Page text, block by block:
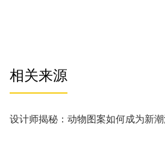
相关来源
设计师揭秘：动物图案如何成为新